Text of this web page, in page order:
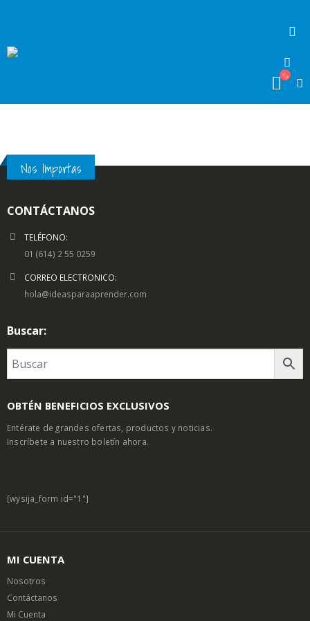
Nos Importas
CONTÁCTANOS
TELÉFONO:
01 (614) 2 55 0259
CORREO ELECTRONICO:
hola@ideasparaaprender.com
Buscar:
OBTÉN BENEFICIOS EXCLUSIVOS
Entérate de grandes ofertas, productos y noticias.
Inscríbete a nuestro boletín ahora.
[wysija_form id="1"]
MI CUENTA
Nosotros
Contáctanos
Mi Cuenta